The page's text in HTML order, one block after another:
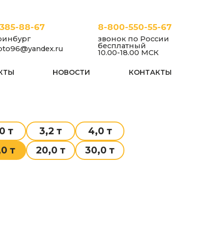
88-67 8-800-550-55-67
звонок по России
бесплатный
10.00-18.00 МСК
НОВОСТИ КОНТАКТЫ
т 3,2 т
4,0 т
т 20,0 т
30,0 т